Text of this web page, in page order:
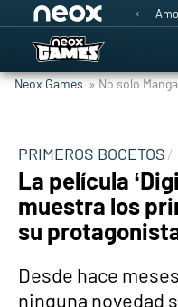
Neox Games » No solo Manga
PRIMEROS BOCETOS
La película
muestra los
su
Desde hace
ninguna novedad